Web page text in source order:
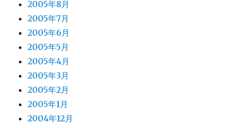
2005年8月
2005年7月
2005年6月
2005年5月
2005年4月
2005年3月
2005年2月
2005年1月
2004年12月